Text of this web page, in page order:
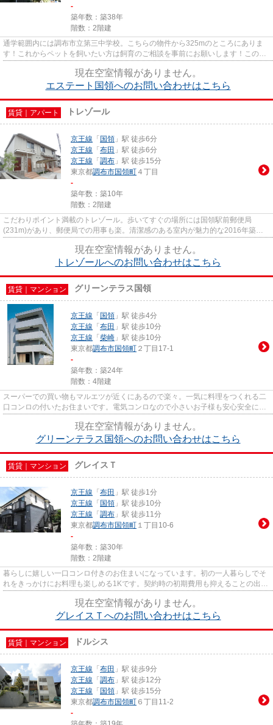
-
築年数：築38年
階数：2階建
通学範囲内には調布市立第三中学校。こちらの物件から325mのところにありま
す！これからペットを飼いたい方は飼育のご相談を事前にお願いします！この物
現在空室情報がありません。
エステート国領へのお問い合わせはこちら
賃貸｜アパート トレゾール
京王線 「 国領 」駅 徒歩6分
京王線 「 布田 」駅 徒歩6分
京王線 「 調布 」駅 徒歩15分
東京都調布市国領町 ４丁目
-
築年数：築10年
階数：2階建
こだわりポイント満載のトレゾール。歩いてすぐの場所には国領駅前郵便局
(231m)があり、郵便局での用事も楽。清潔感のある室内が魅力的な2016年築の
現在空室情報がありません。
トレゾールへのお問い合わせはこちら
賃貸｜マンション グリーンテラス国領
京王線 「 国領 」駅 徒歩4分
京王線 「 布田 」駅 徒歩10分
京王線 「 柴崎 」駅 徒歩10分
東京都調布市国領町 ２丁目17-1
-
築年数：築24年
階数：4階建
スーパーでの買い物もマルエツが近くにあるので楽々。一気に料理をつくれる二
口コンロの付いたお住まいです。電気コンロなので小さいお子様も安心安全に暮
現在空室情報がありません。
グリーンテラス国領へのお問い合わせはこちら
賃貸｜マンション グレイスＴ
京王線 「 布田 」駅 徒歩1分
京王線 「 国領 」駅 徒歩10分
京王線 「 調布 」駅 徒歩11分
東京都調布市国領町 １丁目10-6
-
築年数：築30年
階数：2階建
暮らしに嬉しい一口コンロ付きのお住まいになっています。初の一人暮らしでそ
れをきっかけにお料理も楽しめる1Kです。契約時の初期費用も抑えることの出来
現在空室情報がありません。
グレイスＴへのお問い合わせはこちら
賃貸｜マンション ドルシス
京王線 「 布田 」駅 徒歩9分
京王線 「 調布 」駅 徒歩12分
京王線 「 国領 」駅 徒歩15分
東京都調布市国領町 ６丁目11-2
-